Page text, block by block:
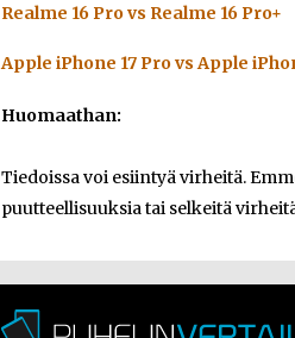
Realme 16 Pro vs Realme 16 Pro+
Apple iPhone 17 Pro vs Apple
Huomaathan:
Tiedoissa voi esiintyä virheitä.
puutteellisuuksia tai selkeitä